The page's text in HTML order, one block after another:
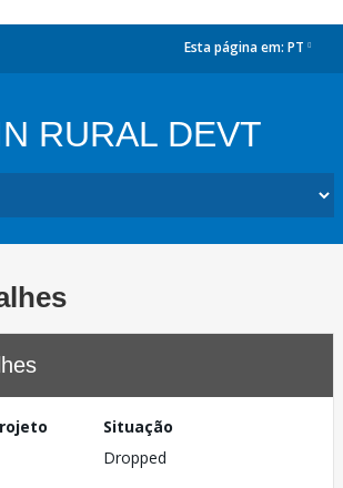
Esta página em: PT
RURAL DEVT
Situação
Dropped